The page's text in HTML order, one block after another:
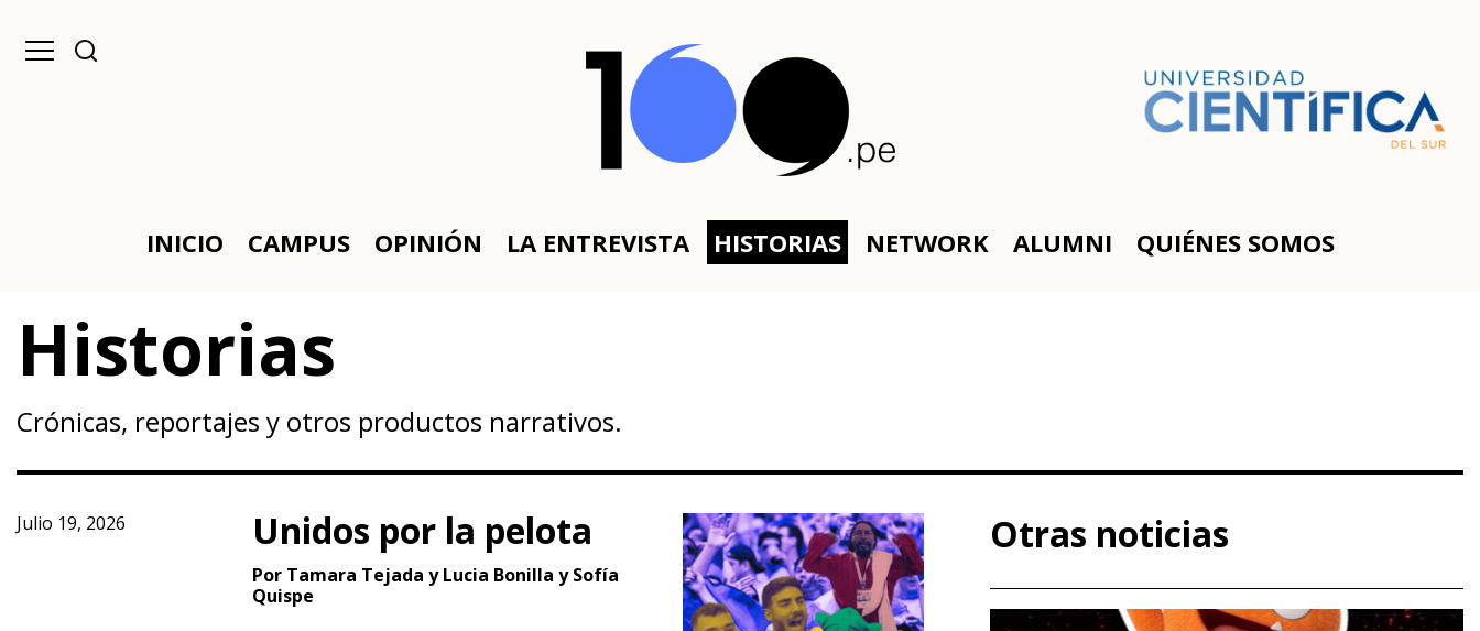
INICIO CAMPUS OPINIÓN LA ENTREVISTA HISTORIAS NETWORK ALUMNI QUIÉNES SOMOS
Historias
Crónicas, reportajes y otros productos narrativos.
Julio 19, 2026 Unidos por la pelota
Por Tamara Tejada y Lucia Bonilla y Sofía
Quispe
Otras noticias